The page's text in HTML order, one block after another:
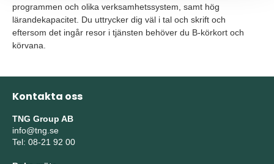
programmen och olika verksamhetssystem, samt hög
lärandekapacitet. Du uttrycker dig väl i tal och skrift och
eftersom det ingår resor i tjänsten behöver du B-körkort och
körvana.
Kontakta oss
TNG Group AB
info@tng.se
Tel: 08-21 92 00